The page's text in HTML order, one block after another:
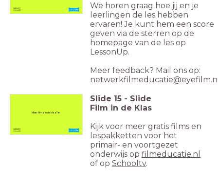
We horen graag hoe jij en je
leerlingen de les hebben
ervaren! Je kunt hem een score
geven via de sterren op de
homepage van de les op
LessonUp.
Meer feedback? Mail ons op:
Meer films in de klas? ►
Slide 15 - Slide
Film in de Klas
Kijk voor meer gratis films en
lespakketten voor het
primair- en voortgezet
onderwijs op filmeducatie.nl
of op Schooltv.